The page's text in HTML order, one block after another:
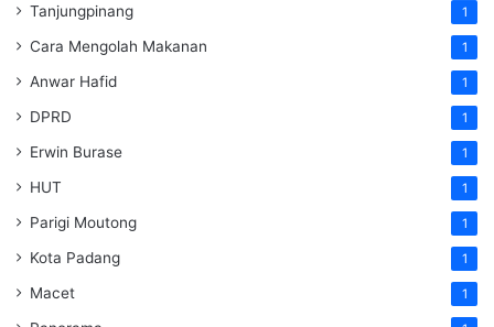
Tanjungpinang 1
Cara Mengolah Makanan 1
Anwar Hafid 1
DPRD 1
Erwin Burase 1
HUT 1
Parigi Moutong 1
Kota Padang 1
Macet 1